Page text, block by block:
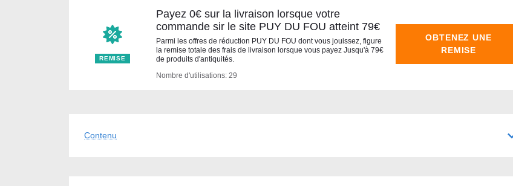
REMISE
Payez 0€ sur la livraison lorsque votre
commande sir le site PUY DU FOU atteint 79€
Parmi les offres de réduction PUY DU FOU dont vous jouissez, figure
la remise totale des frais de livraison lorsque vous payez Jusqu'à 79€
de produits d'antiquités.
Nombre d'utilisations: 29
OBTENEZ UNE
REMISE
Contenu